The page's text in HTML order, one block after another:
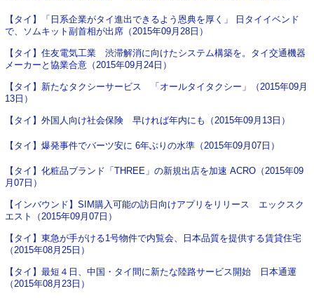
【タイ】「日系企業がタイ進出できるよう恩典を厚く」 日タイイベンド
で、ソムキット副首相が出席（2015年09月28日）
【タイ】住友電気工業 渋滞解消に向けたシステム構築を。タイ交通機器
メーカーと協業合意（2015年09月24日）
【タイ】新たなタクシーサービス 「オールタイタクシー」（2015年09月
13日）
【タイ】外国人向け社会保険 早ければ年内にも（2015年09月13日）
【タイ】爆発事件でバーツ安に 6年ぶりの水準（2015年09月07日）
【タイ】化粧品ブランド「THREE」の新規出店を加速 ACRO（2015年09
月07日）
【インバウンド】SIM購入可能の訪日向けアプリをリリース エックスク
エスト（2015年09月07日）
【タイ】東急が手がける1号物件で内覧会、日本品質を提供する賃貸住宅
（2015年08月25日）
【タイ】最短４日、中国・タイ間に新たな陸路サービス開始 日本通運
（2015年08月23日）